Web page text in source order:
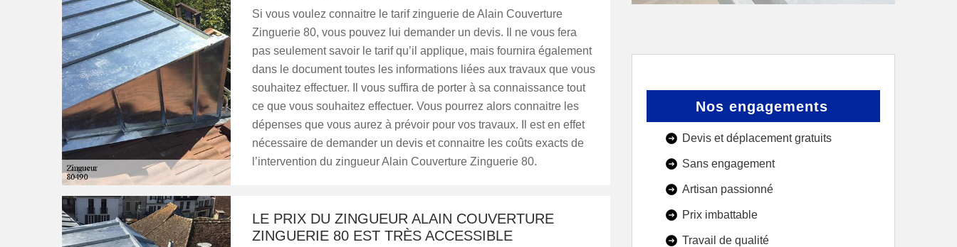
Si vous voulez connaitre le tarif zinguerie de Alain Couverture
Zinguerie 80, vous pouvez lui demander un devis. Il ne vous fera
pas seulement savoir le tarif qu’il applique, mais fournira également
dans le document toutes les informations liées aux travaux que vous
souhaitez effectuer. Il vous suffira de porter à sa connaissance tout
ce que vous souhaitez effectuer. Vous pourrez alors connaitre les
dépenses que vous aurez à prévoir pour vos travaux. Il est en effet
nécessaire de demander un devis et connaitre les coûts exacts de
l’intervention du zingueur Alain Couverture Zinguerie 80.
LE PRIX DU ZINGUEUR ALAIN COUVERTURE
ZINGUERIE 80 EST TRÈS ACCESSIBLE
Nos engagements
Devis et déplacement gratuits
Sans engagement
Artisan passionné
Prix imbattable
Travail de qualité